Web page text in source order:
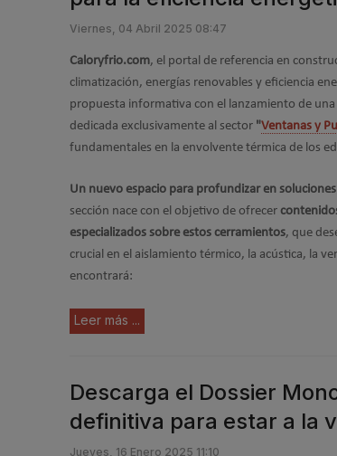
Viernes, 04 Abril 2025 08:47
Caloryfrio.com, el portal de referencia en
climatización, energías renovables y eficiencia
propuesta informativa con el lanzamiento de una
dedicada exclusivamente al sector "Ventanas y
fundamentales en la envolvente térmica de los
Un nuevo espacio para profundizar en
sección nace con el objetivo de ofrecer
especializados sobre estos cerramientos, que
crucial en el aislamiento térmico, la acústica, la
encontrará:
Leer más ...
Descarga el Dossier
definitiva para estar a la
Jueves, 16 Enero 2025 11:10